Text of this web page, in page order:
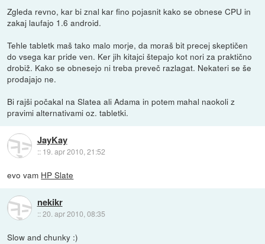
Zgleda revno, kar bi znal kar fino pojasnit kako se obnese CPU in
zakaj laufajo 1.6 android.
Tehle tabletk maš tako malo morje, da moraš bit precej skeptičen
do vsega kar pride ven. Ker jih kitajci štepajo kot nori za praktično
drobiž. Kako se obnesejo ni treba preveč razlagat. Nekateri se še
prodajajo ne.
Bi rajši počakal na Slatea ali Adama in potem mahal naokoli z
pravimi alternativami oz. tabletki.
JayKay
:: 19. apr 2010, 21:52
evo vam HP Slate
nekikr
::20. apr 2010, 08:35
Slow and chunky :)